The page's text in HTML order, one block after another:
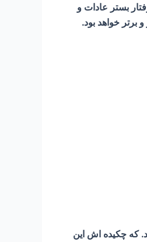
بستر عادات و
خواهد بود.
که چکیده اش این